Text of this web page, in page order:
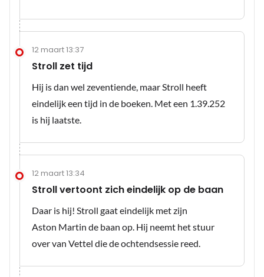
12 maart 13:37
Stroll zet tijd
Hij is dan wel zeventiende, maar Stroll heeft
eindelijk een tijd in de boeken. Met een 1.39.252
is hij laatste.
12 maart 13:34
Stroll vertoont zich eindelijk op de baan
Daar is hij! Stroll gaat eindelijk met zijn
Aston Martin de baan op. Hij neemt het stuur
over van Vettel die de ochtendsessie reed.